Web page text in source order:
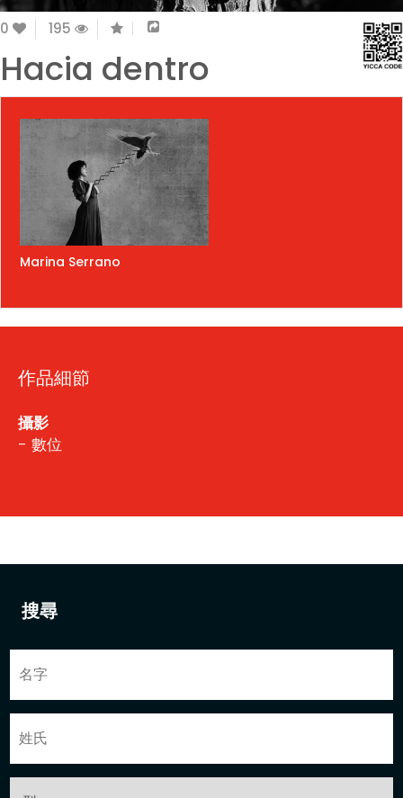
搜尋
0 195
Hacia dentro
Marina Serrano
作品細節
攝影
- 數位